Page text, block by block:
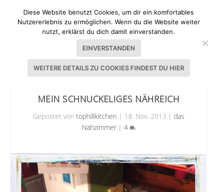
MEIN SCHNUCKELIGES NÄHREICH
Gepostet von tophillkitchen | 18. Nov. 2013 | das
Nähzimmer| 4
Diese Website benutzt Cookies, um dir ein komfortables
Nutzererlebnis zu ermöglichen. Wenn du die Website weiter
nutzt, erklärst du dich damit einverstanden.
EINVERSTANDEN
WEITERE DETAILS ZU COOKIES FINDEST DU HIER